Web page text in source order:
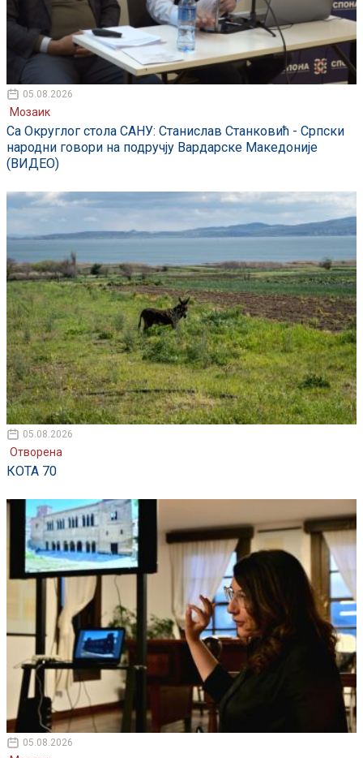
05.08.2026
Мозаик
Са Округлог стола САНУ: Станислав Станковић - Српски
народни говори на подручју Вардарске Македоније
(ВИДЕО)
05.08.2026
Отворена
КОТА 70
05.08.2026